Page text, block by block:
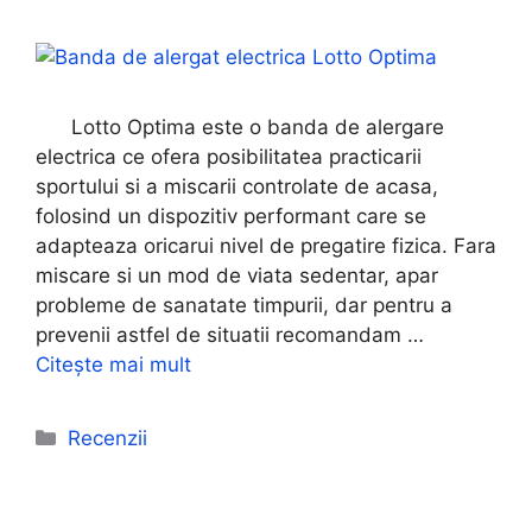
Lotto Optima este o banda de alergare
electrica ce ofera posibilitatea practicarii
sportului si a miscarii controlate de acasa,
folosind un dispozitiv performant care se
adapteaza oricarui nivel de pregatire fizica. Fara
miscare si un mod de viata sedentar, apar
probleme de sanatate timpurii, dar pentru a
prevenii astfel de situatii recomandam …
Citește mai mult
Categorii
Recenzii